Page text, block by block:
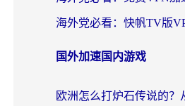
国外加速国内游戏